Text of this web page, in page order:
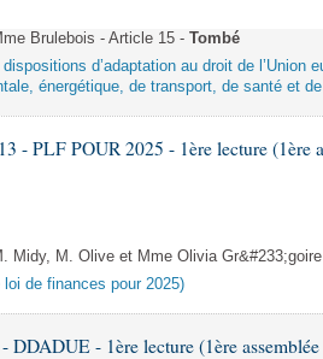
Brulebois - Article 15 - Tombé
d’adaptation au droit de l’Union
énergétique, de transport, de santé et
- PLF POUR 2025 - 1ère lecture (1ère
Midy, M. Olive et Mme Olivia
de finances pour 2025)
DDADUE - 1ère lecture (1ère